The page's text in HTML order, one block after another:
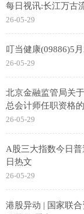
每日视讯:长江万古
26-05-29
叮当健康(09886)5
26-05-29
北京金融监管局关
总会计师任职资格
26-05-29
A股三大指数今日
日热文
26-05-29
港股异动 | 国家联